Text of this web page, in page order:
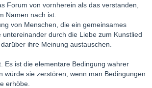
Forum von vornherein als das verstanden,
Namen nach ist:
von Menschen, die ein gemeinsames
untereinander durch die Liebe zum Kunstlied
ihre Meinung austauschen.
Es ist die elementare Bedingung wahrer
würde sie zerstören, wenn man Bedingungen
erhöbe.